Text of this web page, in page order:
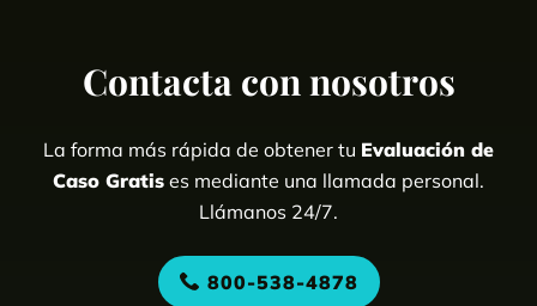
Contacta con nosotros
La forma más rápida de obtener tu Evaluación de
Caso Gratis es mediante una llamada personal.
Llámanos 24/7.
800-538-4878